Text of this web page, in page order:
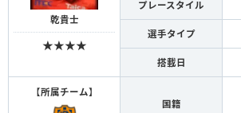
乾貴士
★★★★
プレースタイル
選手タイプ
搭載日
【所属チーム】
国籍